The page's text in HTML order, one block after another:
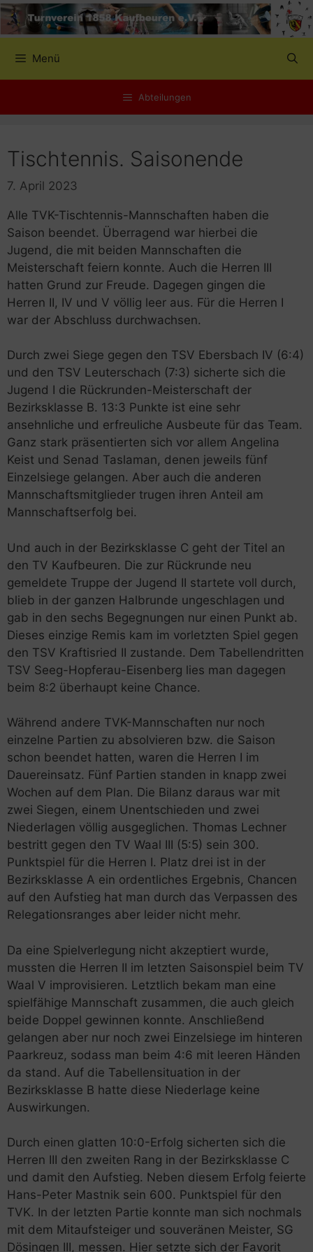
Zum
Inhalt
Menü
Abteilungen
Tischtennis. Saisonende
7. April 2023
Alle TVK-Tischtennis-Mannschaften haben die
Saison beendet. Überragend war hierbei die
Jugend, die mit beiden Mannschaften die
Meisterschaft feiern konnte. Auch die Herren III
hatten Grund zur Freude. Dagegen gingen die
Herren II, IV und V völlig leer aus. Für die Herren I
war der Abschluss durchwachsen.
Durch zwei Siege gegen den TSV Ebersbach IV (6:4)
und den TSV Leuterschach (7:3) sicherte sich die
Jugend I die Rückrunden-Meisterschaft der
Bezirksklasse B. 13:3 Punkte ist eine sehr
ansehnliche und erfreuliche Ausbeute für das Team.
Ganz stark präsentierten sich vor allem Angelina
Keist und Senad Taslaman, denen jeweils fünf
Einzelsiege gelangen. Aber auch die anderen
Mannschaftsmitglieder trugen ihren Anteil am
Mannschaftserfolg bei.
Und auch in der Bezirksklasse C geht der Titel an
den TV Kaufbeuren. Die zur Rückrunde neu
gemeldete Truppe der Jugend II startete voll durch,
blieb in der ganzen Halbrunde ungeschlagen und
gab in den sechs Begegnungen nur einen Punkt ab.
Dieses einzige Remis kam im vorletzten Spiel gegen
den TSV Kraftisried II zustande. Dem Tabellendritten
TSV Seeg-Hopferau-Eisenberg lies man dagegen
beim 8:2 überhaupt keine Chance.
Während andere TVK-Mannschaften nur noch
einzelne Partien zu absolvieren bzw. die Saison
schon beendet hatten, waren die Herren I im
Dauereinsatz. Fünf Partien standen in knapp zwei
Wochen auf dem Plan. Die Bilanz daraus war mit
zwei Siegen, einem Unentschieden und zwei
Niederlagen völlig ausgeglichen. Thomas Lechner
bestritt gegen den TV Waal III (5:5) sein 300.
Punktspiel für die Herren I. Platz drei ist in der
Bezirksklasse A ein ordentliches Ergebnis, Chancen
auf den Aufstieg hat man durch das Verpassen des
Relegationsranges aber leider nicht mehr.
Da eine Spielverlegung nicht akzeptiert wurde,
mussten die Herren II im letzten Saisonspiel beim TV
Waal V improvisieren. Letztlich bekam man eine
spielfähige Mannschaft zusammen, die auch gleich
beide Doppel gewinnen konnte. Anschließend
gelangen aber nur noch zwei Einzelsiege im hinteren
Paarkreuz, sodass man beim 4:6 mit leeren Händen
da stand. Auf die Tabellensituation in der
Bezirksklasse B hatte diese Niederlage keine
Auswirkungen.
Durch einen glatten 10:0-Erfolg sicherten sich die
Herren III den zweiten Rang in der Bezirksklasse C
und damit den Aufstieg. Neben diesem Erfolg feierte
Hans-Peter Mastnik sein 600. Punktspiel für den
TVK. In der letzten Partie konnte man sich nochmals
mit dem Mitaufsteiger und souveränen Meister, SG
Dösingen III, messen. Hier setzte sich der Favorit